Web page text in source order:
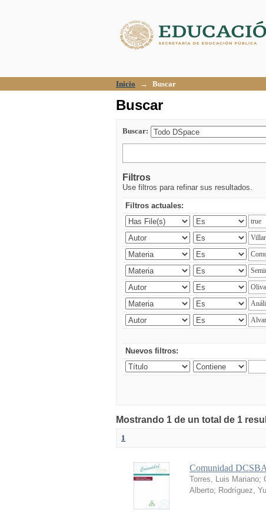
Inicio → Buscar
Buscar
Buscar:
Filtros
Use filtros para refinar sus resultados.
Filtros actuales:
Nuevos filtros:
Mostrando 1 de un total de 1
1
Comunidad
Torres, Luis Mariano;
Alberto; Rodríguez,